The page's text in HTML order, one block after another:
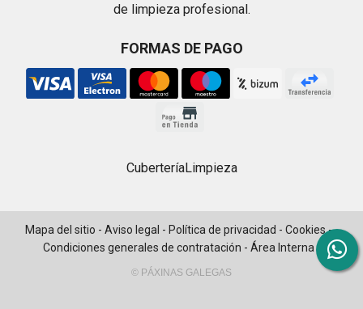
de limpieza profesional.
FORMAS DE PAGO
CuberteríaLimpieza
Mapa del sitio - Aviso legal - Política de privacidad - Cookies-
Condiciones generales de contratación - Área Interna
© PÁXINAS GALEGAS